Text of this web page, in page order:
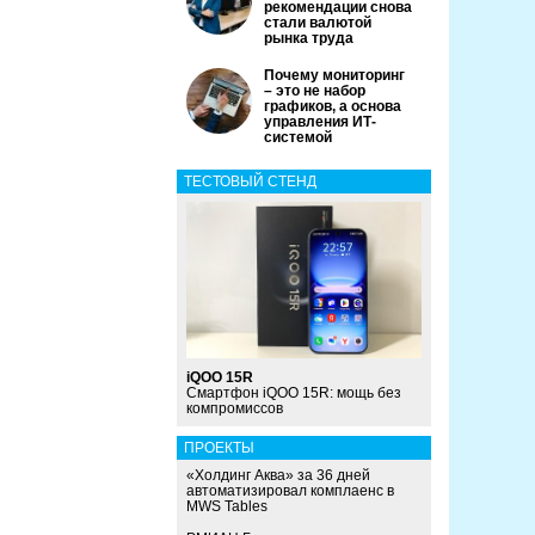
рекомендации снова
стали валютой
рынка труда
Почему мониторинг
– это не набор
графиков, а основа
управления ИТ-
системой
ТЕСТОВЫЙ СТЕНД
iQOO 15R
Смартфон iQOO 15R: мощь без
компромиссов
ПРОЕКТЫ
«Холдинг Аква» за 36 дней
автоматизировал комплаенс в
MWS Tables